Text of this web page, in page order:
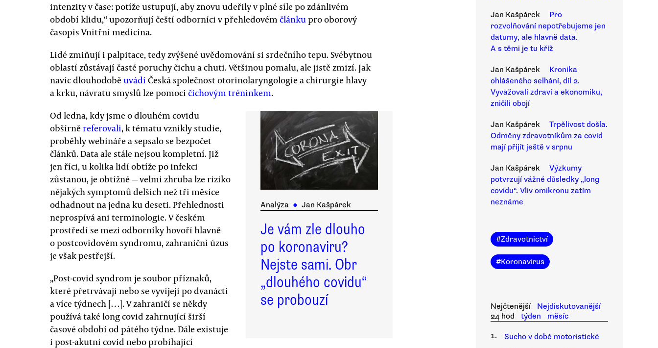
intenzity v čase: potíže ustupují, aby znovu udeřily v plné síle po zdánlivém
období klidu,“ upozorňují čeští odborníci v přehledovémčlánkupro oborový
časopis Vnitřní medicína.
Lidé zmiňují i palpitace, tedy zvýšené uvědomování si srdečního tepu. Svébytnou
oblastí zůstávají časté poruchy čichu a chuti. Většinou pomalu, ale jistě zmizí. Jak
navíc dlouhodoběuvádí Česká společnost otorinolaryngologie a chirurgie hlavy
a krku, návratu smyslů lze pomoci čichovým tréninkem.
Analýza ● Jan Kašpárek
Je vám zle dlouho
po koronaviru?
Nejste sami. Obr
„dlouhého covidu“
se probouzí
Od ledna, kdy jsme o dlouhém covidu
obšírněreferovali, k tématu vznikly studie,
proběhly webináře a sepsalo se bezpočet
článků. Data ale stále nejsou kompletní. Již
jen říci, u kolika lidí obtíže po infekci
zůstanou, je obtížné — velmi zhruba lze riziko
nějakých symptomů delších než tři měsíce
odhadnout na jedna ku deseti. Přehlednosti
neprospívá ani terminologie. V českém
prostředí se mezi odborníky hovoří hlavně
o postcovidovém syndromu, zahraniční úzus
je však pestřejší.
„Post-covid syndrom je soubor příznaků,
které přetrvávají nebo se vyvíjejí po dvanácti
a více týdnech […]. V zahraničí se někdy
používá také long covid zahrnující širší
časové období od pátého týdne. Dále existuje
i post-akutní covid nebo probíhající
Jan Kašpárek
Pro
rozvolňování nepotřebujeme jen
datumy, ale hlavně data.
A s těmi je tu kříž
Jan Kašpárek
Kronika
ohlášeného selhání, díl 2.
Vyvažovali zdraví a ekonomiku,
zničili obojí
Jan Kašpárek
Trpělivost došla.
Odměny zdravotníkům za covid
mají přijít ještě v srpnu
Jan Kašpárek
Výzkumy
potvrzují vážné důsledky „long
covidu“. Vliv omikronu zatím
neznáme
#Zdravotnictví
#Koronavirus
Nejčtenější
Nejdiskutovanější
24 hod
týden
měsíc
1.
Sucho v době motoristické